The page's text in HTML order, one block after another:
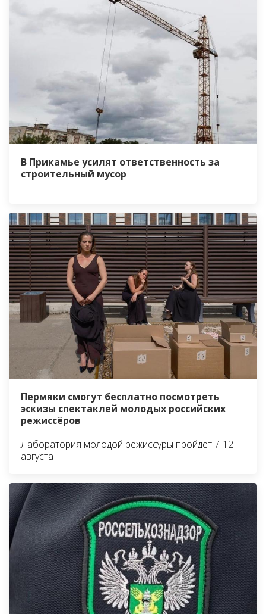
В Прикамье усилят ответственность за
строительный мусор
Пермяки смогут бесплатно посмотреть
эскизы спектаклей молодых российских
режиссёров
Лаборатория молодой режиссуры пройдёт 7-12
августа